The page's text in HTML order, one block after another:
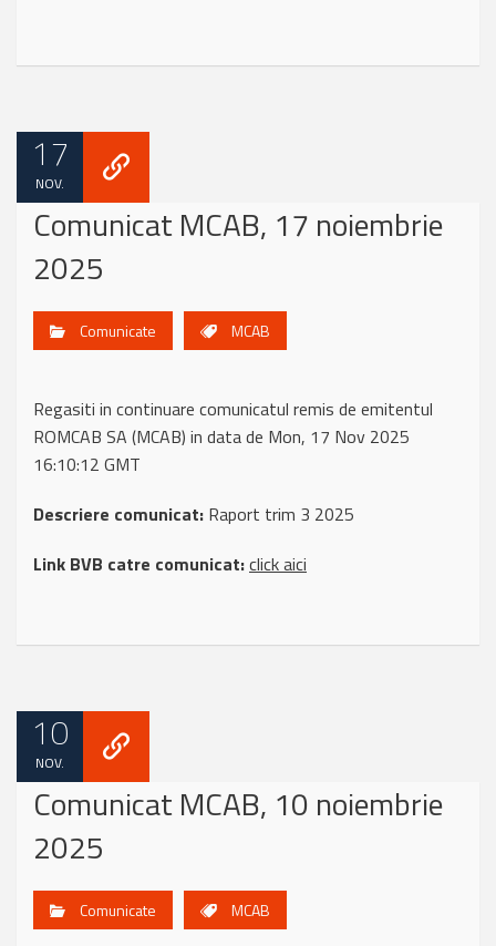
17
NOV.
Comunicat MCAB, 17 noiembrie
2025
Comunicate MCAB
Regasiti in continuare comunicatul remis de emitentul
ROMCAB SA (MCAB) in data de Mon, 17 Nov 2025
16:10:12 GMT
Descriere comunicat: Raport trim 3 2025
Link BVB catre comunicat:click aici
10
NOV.
Comunicat MCAB, 10 noiembrie
2025
Comunicate MCAB